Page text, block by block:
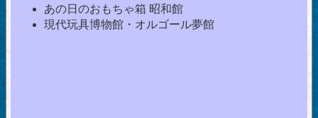
あの日のおもちゃ箱 昭和館
現代玩具博物館・オルゴール夢館